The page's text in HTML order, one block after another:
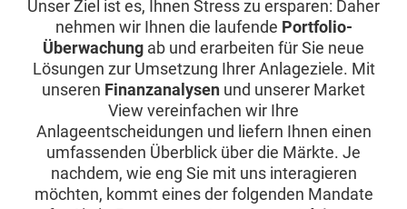
Unser Ziel ist es, Ihnen Stress zu ersparen: Daher
nehmen wir Ihnen die laufende Portfolio-
Überwachung ab und erarbeiten für Sie neue
Lösungen zur Umsetzung Ihrer Anlageziele. Mit
unseren Finanzanalysen und unserer Market
View vereinfachen wir Ihre
Anlageentscheidungen und liefern Ihnen einen
umfassenden Überblick über die Märkte. Je
nachdem, wie eng Sie mit uns interagieren
möchten, kommt eines der folgenden Mandate